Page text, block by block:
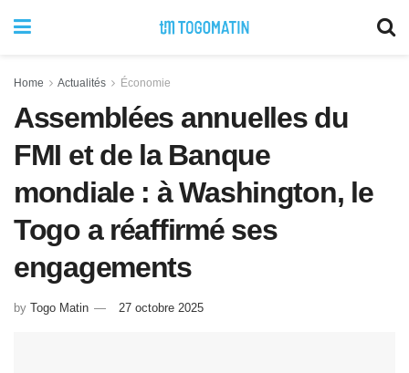
Home Actualités Économie
Assemblées annuelles du
FMI et de la Banque
mondiale : à Washington, le
Togo a réaffirmé ses
engagements
by Togo Matin 27 octobre 2025